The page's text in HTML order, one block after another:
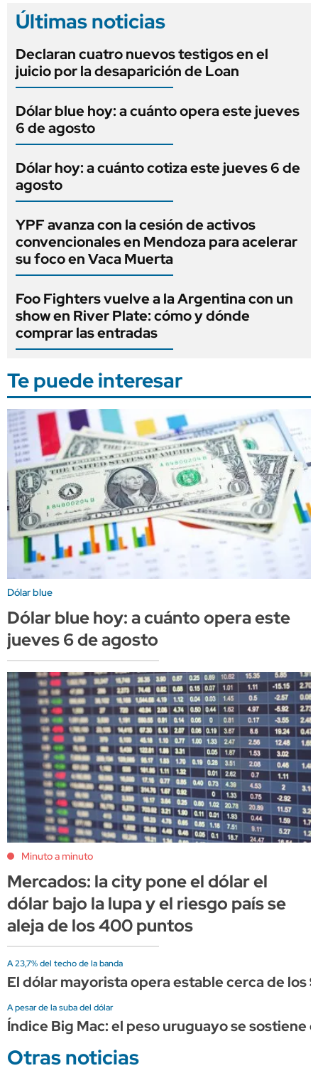
Últimas noticias
Declaran cuatro nuevos testigos en el
juicio por la desaparición de Loan
Dólar blue hoy: a cuánto opera este jueves
6 de agosto
Dólar hoy: a cuánto cotiza este jueves 6 de
agosto
YPF avanza con la cesión de activos
convencionales en Mendoza para acelerar
su foco en Vaca Muerta
Foo Fighters vuelve a la Argentina con un
show en River Plate: cómo y dónde
comprar las entradas
Te puede interesar
Dólar blue
Dólar blue hoy: a cuánto opera este
jueves 6 de agosto
Minuto a minuto
Mercados: la city pone el dólar el
dólar bajo la lupa y el riesgo país se
aleja de los 400 puntos
A 23,7% del techo de la banda
El dólar mayorista opera estable cerca de los
A pesar de la suba del dólar
Índice Big Mac: el peso uruguayo se sostiene
Otras noticias